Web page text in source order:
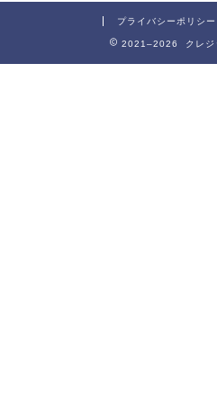
プライバシーポリシー
2021–2026 クレジ